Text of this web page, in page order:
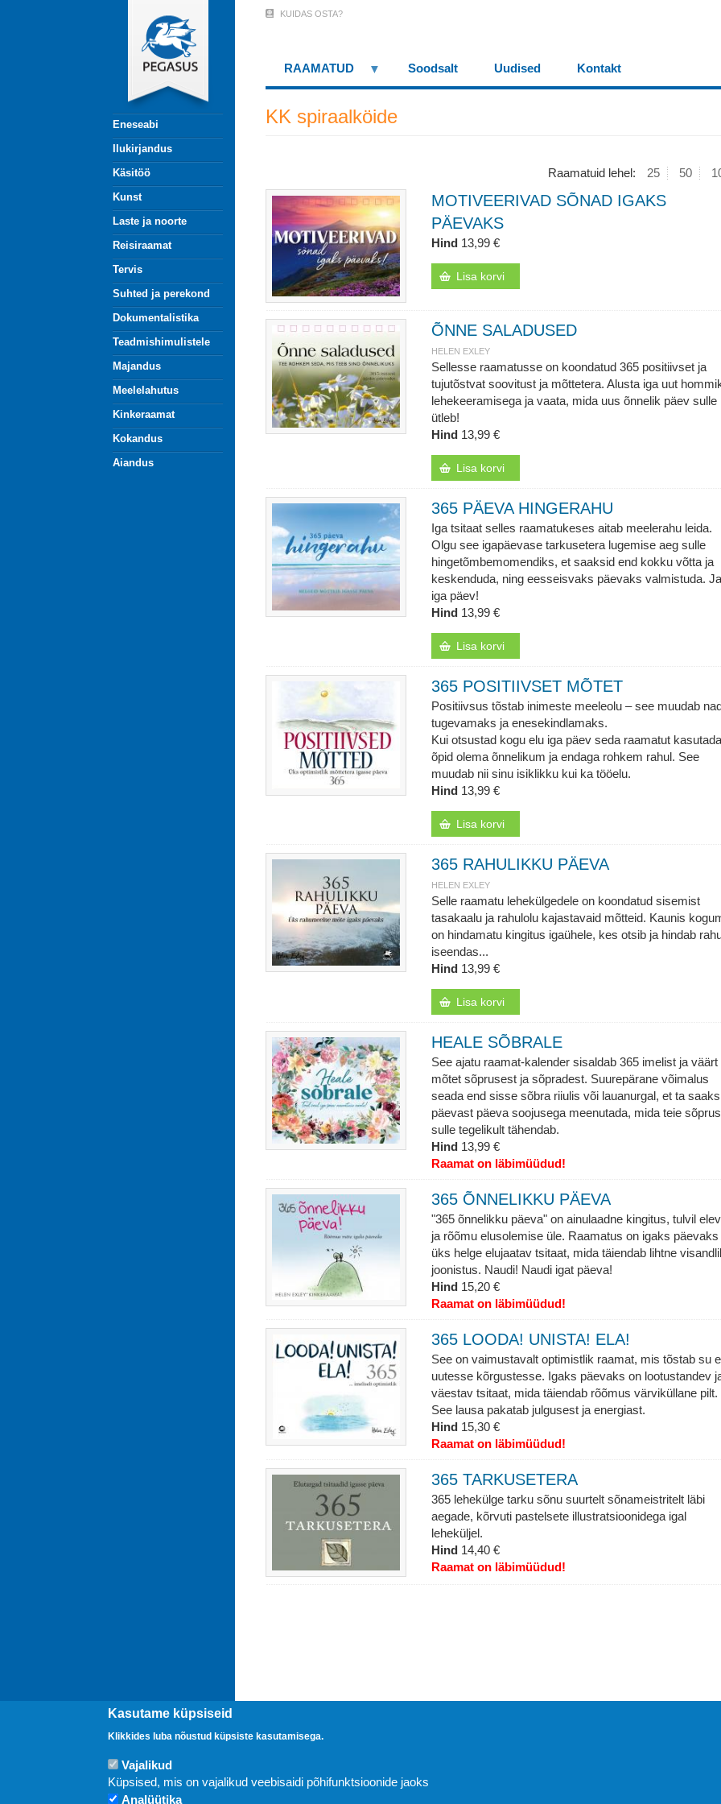
Eneseabi
Ilukirjandus
Käsitöö
Kunst
Laste ja noorte
Reisiraamat
Tervis
Suhted ja perekond
Dokumentalistika
Teadmishimulistele
Majandus
Meelelahutus
Kinkeraamat
Kokandus
Aiandus
Menu
(logged
KUIDAS OSTA?
RAAMATUD Soodsalt Uudised Kontakt
KK spiraalköide
Raamatuid lehel: 25 50
MOTIVEERIVAD SÕNAD IGAKS
PÄEVAKS
Hind 13,99 €
Lisa korvi
ÕNNE SALADUSED
HELEN EXLEY
Sellesse raamatusse on koondatud 365 positiivset ja
tujutõstvat soovitust ja mõttetera. Alusta iga uut
lehekeeramisega ja vaata, mida uus õnnelik päev sulle
ütleb!
Hind 13,99 €
Lisa korvi
365 PÄEVA HINGERAHU
Iga tsitaat selles raamatukeses aitab meelerahu leida.
Olgu see igapäevase tarkusetera lugemise aeg sulle
hingetõmbemomendiks, et saaksid end kokku võtta ja
keskenduda, ning eesseisvaks päevaks valmistuda.
iga päev!
Hind 13,99 €
Lisa korvi
365 POSITIIVSET MÕTET
Positiivsus tõstab inimeste meeleolu – see muudab
tugevamaks ja enesekindlamaks.
Kui otsustad kogu elu iga päev seda raamatut
õpid olema õnnelikum ja endaga rohkem rahul. See
muudab nii sinu isiklikku kui ka tööelu.
Hind 13,99 €
Lisa korvi
365 RAHULIKKU PÄEVA
HELEN EXLEY
Selle raamatu lehekülgedele on koondatud sisemist
tasakaalu ja rahulolu kajastavaid mõtteid. Kaunis
on hindamatu kingitus igaühele, kes otsib ja hindab
iseendas...
Hind 13,99 €
Lisa korvi
HEALE SÕBRALE
See ajatu raamat-kalender sisaldab 365 imelist ja väärt
mõtet sõprusest ja sõpradest. Suurepärane võimalus
seada end sisse sõbra riiulis või lauanurgal, et ta saaks
päevast päeva soojusega meenutada, mida teie sõprus
sulle tegelikult tähendab.
Hind 13,99 €
Raamat on läbimüüdud!
365 ÕNNELIKKU PÄEVA
"365 õnnelikku päeva" on ainulaadne kingitus, tulvil
ja rõõmu elusolemise üle. Raamatus on igaks päevaks
üks helge elujaatav tsitaat, mida täiendab lihtne
joonistus. Naudi! Naudi igat päeva!
Hind 15,20 €
Raamat on läbimüüdud!
365 LOODA! UNISTA! ELA!
See on vaimustavalt optimistlik raamat, mis tõstab su
uutesse kõrgustesse. Igaks päevaks on lootustandev
väestav tsitaat, mida täiendab rõõmus värviküllane pilt.
See lausa pakatab julgusest ja energiast.
Hind 15,30 €
Raamat on läbimüüdud!
365 TARKUSETERA
365 lehekülge tarku sõnu suurtelt sõnameistritelt läbi
aegade, kõrvuti pastelsete illustratsioonidega igal
leheküljel.
Hind 14,40 €
Raamat on läbimüüdud!
Kasutame küpsiseid
Klikkides luba nõustud küpsiste kasutamisega.
Vajalikud
Küpsised, mis on vajalikud veebisaidi põhifunktsioonide jaoks
Analüütika